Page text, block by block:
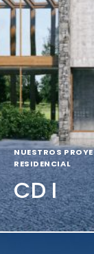
NUESTROS
RESIDENCIAL
CD I